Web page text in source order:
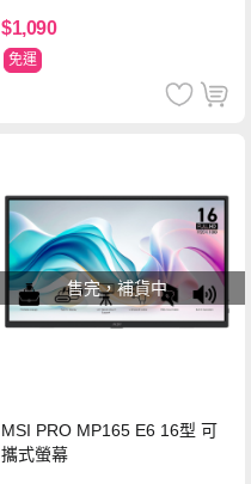
$1,090
免運
售完，補貨中
MSI PRO MP165 E6 16型 可
攜式螢幕